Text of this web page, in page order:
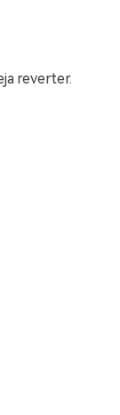
reverter.